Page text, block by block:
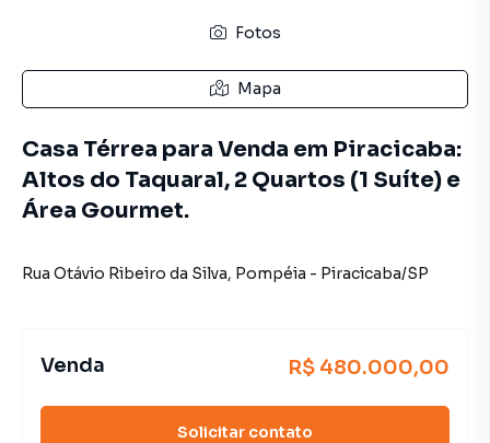
Fotos
Mapa
Casa Térrea para Venda em Piracicaba:
Altos do Taquaral, 2 Quartos (1 Suíte) e
Área Gourmet.
Rua Otávio Ribeiro da Silva, Pompéia - Piracicaba/SP
Venda R$ 480.000,00
Solicitar contato